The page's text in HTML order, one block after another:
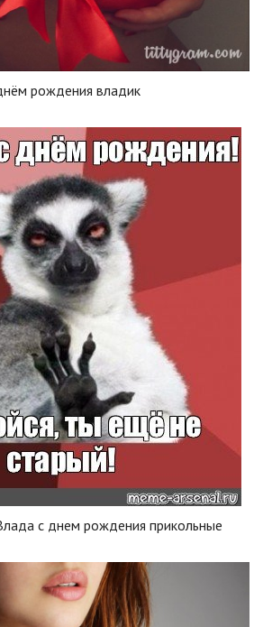
рождения владик
с днем рождения прикольные